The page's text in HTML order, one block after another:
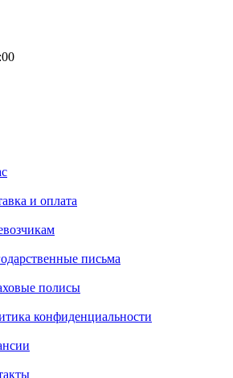
и оплата
письма
полисы
конфиденциальности